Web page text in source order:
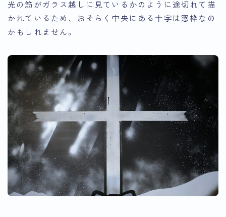
光の筋がガラス越しに見ているかのように途切れて描
かれているため、おそらく 中央にある十字は窓枠なの
かもしれません。